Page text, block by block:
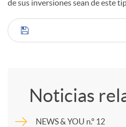
de sus inversiones sean de este
C
m
Noticias
NEWS & YOU n.º 12